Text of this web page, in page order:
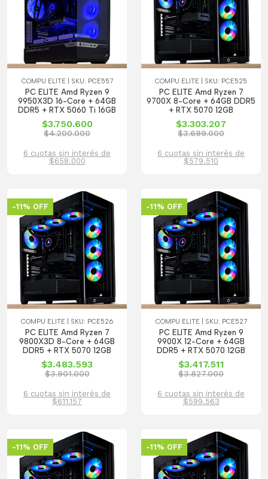
COMPU ELITE | SKU: PCE557
PC ELITE Amd Ryzen 9
9950X3D 16-Core + 64GB
DDR5 + RTX 5060 Ti 16GB
$3.750.600
$4.200.000
6 cuotas sin interés de
$658.000
COMPU ELITE | SKU: PCE525
PC ELITE Amd Ryzen 7
9700X 8-Core + 64GB DDR5
+ RTX 5070 12GB
$3.303.207
$3.699.000
6 cuotas sin interés de
$579.510
-11% OFF
COMPU ELITE | SKU: PCE526
PC ELITE Amd Ryzen 7
9800X3D 8-Core + 64GB
DDR5 + RTX 5070 12GB
$3.483.593
$3.901.000
6 cuotas sin interés de
$611.157
-11% OFF
COMPU ELITE | SKU: PCE527
PC ELITE Amd Ryzen 9
9900X 12-Core + 64GB
DDR5 + RTX 5070 12GB
$3.417.511
$3.827.000
6 cuotas sin interés de
$599.563
-11% OFF -11% OFF